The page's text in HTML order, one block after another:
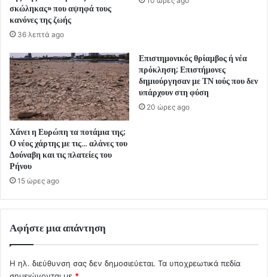
σκώληκας» που αψηφά τους
κανόνες της ζωής
36 λεπτά ago
Χάνει η Ευρώπη τα ποτάμια της;
Ο νέος χάρτης με τις… αλάνες του
Δούναβη και τις πλατείες του
Ρήνου
15 ώρες ago
Επιστημονικός θρίαμβος ή νέα
πρόκληση; Επιστήμονες
δημιούργησαν με ΤΝ ιούς που δεν
υπάρχουν στη φύση
20 ώρες ago
Αφήστε μια απάντηση
Η ηλ. διεύθυνση σας δεν δημοσιεύεται. Τα υποχρεωτικά πεδία